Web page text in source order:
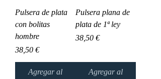
Pulsera de plata
con bolitas
hombre
Precio
38,50 €
Agregar al
Pulsera plana de
plata de 1ª ley
Precio
38,50 €
Agregar al